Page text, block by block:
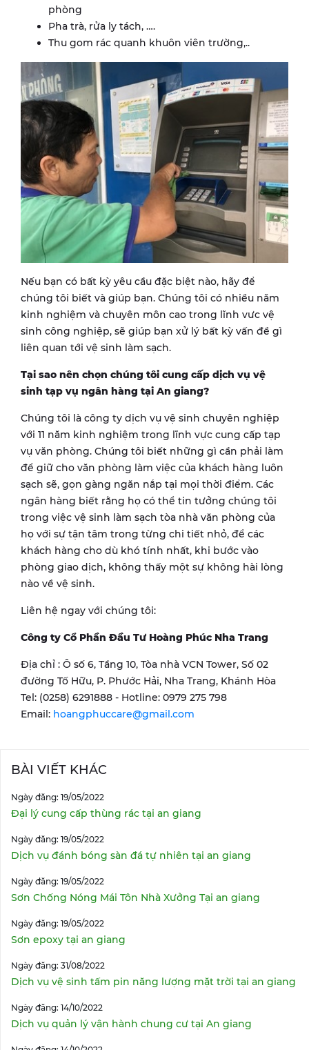
phòng
Pha trà, rửa ly tách, ….
Thu gom rác quanh khuôn viên trường,..
Nếu bạn có bất kỳ yêu cầu đặc biệt nào, hãy để
chúng tôi biết và giúp bạn. Chúng tôi có nhiều năm
kinh nghiệm và chuyên môn cao trong lĩnh vưc vệ
sinh công nghiệp, sẽ giúp bạn xử lý bất kỳ vấn đề gì
liên quan tới vệ sinh làm sạch.
Tại sao nên chọn chúng tôi cung cấp dịch vụ vệ
sinh tạp vụ ngân hàng tại An giang?
Chúng tôi là công ty dịch vụ vệ sinh chuyên nghiệp
với 11 năm kinh nghiệm trong lĩnh vực cung cấp tạp
vụ văn phòng. Chúng tôi biết những gì cần phải làm
để giữ cho văn phòng làm việc của khách hàng luôn
sạch sẽ, gọn gàng ngăn nắp tại mọi thời điểm. Các
ngân hàng biết rằng họ có thể tin tưởng chúng tôi
trong việc vệ sinh làm sạch tòa nhà văn phòng của
họ với sự tận tâm trong từng chi tiết nhỏ, để các
khách hàng cho dù khó tính nhất, khi bước vào
phòng giao dịch, không thấy một sự không hài lòng
nào về vệ sinh.
Liên hệ ngay với chúng tôi:
Công ty Cổ Phần Đầu Tư Hoàng Phúc Nha Trang
Địa chỉ : Ô số 6, Tầng 10, Tòa nhà VCN Tower, Số 02
đường Tố Hữu, P. Phước Hải, Nha Trang, Khánh Hòa
Tel: (0258) 6291888 - Hotline: 0979 275 798
Email: hoangphuccare@gmail.com
BÀI VIẾT KHÁC
Ngày đăng: 19/05/2022
Đại lý cung cấp thùng rác tại an giang
Ngày đăng: 19/05/2022
Dịch vụ đánh bóng sàn đá tự nhiên tại an giang
Ngày đăng: 19/05/2022
Sơn Chống Nóng Mái Tôn Nhà Xưởng Tại an giang
Ngày đăng: 19/05/2022
Sơn epoxy tại an giang
Ngày đăng: 31/08/2022
Dịch vụ vệ sinh tấm pin năng lượng mặt trời tại an giang
Ngày đăng: 14/10/2022
Dịch vụ quản lý vận hành chung cư tại An giang